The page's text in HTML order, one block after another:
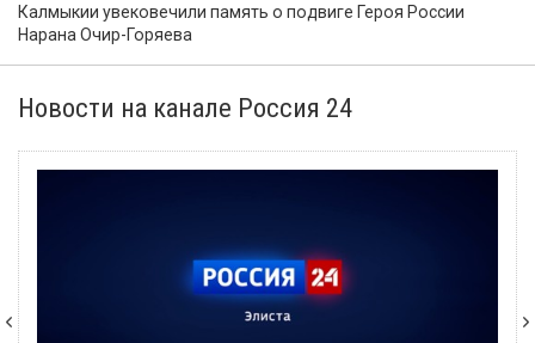
Калмыкии увековечили память о подвиге Героя России
Нарана Очир-Горяева
Новости на канале Россия 24